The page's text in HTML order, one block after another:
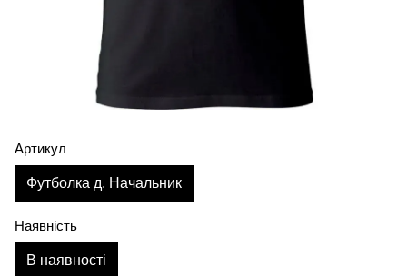
Артикул
Футболка д. Начальник
Наявність
В наявності